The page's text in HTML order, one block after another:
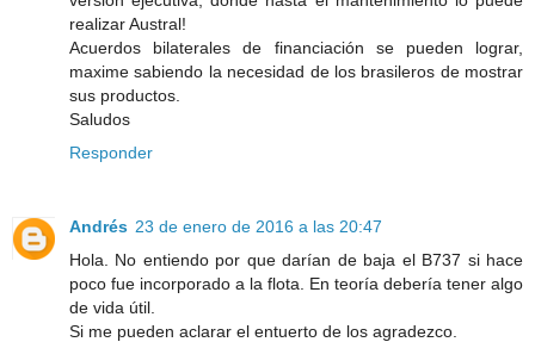
realizar Austral!
Acuerdos bilaterales de financiación se pueden lograr,
maxime sabiendo la necesidad de los brasileros de mostrar
sus productos.
Saludos
Responder
Andrés 23 de enero de 2016 a las 20:47
Hola. No entiendo por que darían de baja el B737 si hace
poco fue incorporado a la flota. En teoría debería tener algo
de vida útil.
Si me pueden aclarar el entuerto de los agradezco.